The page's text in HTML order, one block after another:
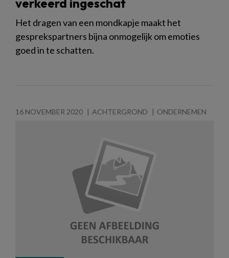
Het dragen van een mondkapje maakt het
gesprekspartners bijna onmogelijk om emoties
goed in te schatten.
16 NOVEMBER 2020 ACHTERGROND ONDERNEMEN